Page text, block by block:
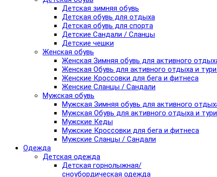
Детская зимняя обувь
Детская обувь для отдыха
Детская обувь для спорта
Детские Сандали / Сланцы
Детские чешки
Женская обувь
Женская Зимняя обувь для активного
Женская Обувь для активного отдыха и
Женские Кроссовки для бега и фитнеса
Женские Сланцы / Сандали
Мужская обувь
Мужская Зимняя обувь для активного
Мужская Обувь для активного отдыха и
Мужские Кеды
Мужские Кроссовки для бега и фитнеса
Мужские Сланцы / Сандали
Одежда
Детская одежда
Детская горнолыжная/
сноубордическая одежда